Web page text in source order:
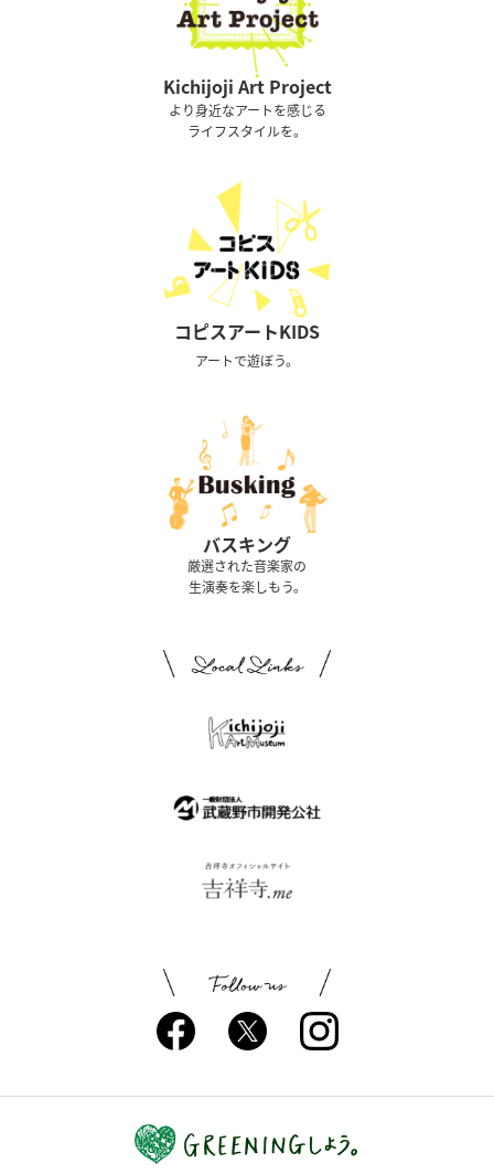
Kichijoji Art Project
より身近なアートを感じる
ライフスタイルを。
コピスアートKIDS
アートで遊ぼう。
バスキング
厳選された音楽家の
生演奏を楽しもう。